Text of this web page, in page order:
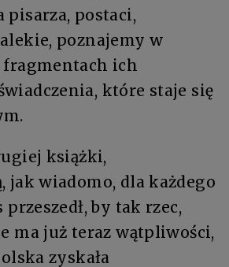
pisarza, postaci,
poznajemy w
fragmentach ich
które staje się
książki,
jak wiadomo, dla każdego
przeszedł, by tak rzec,
ma już teraz wątpliwości,
zyskała